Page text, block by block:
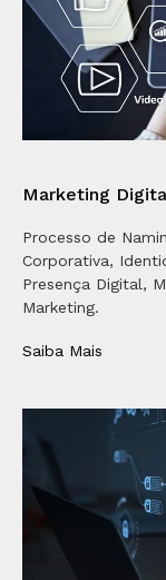
Marketing
Processo de
Corporativa,
Presença Digital,
Marketing.
Saiba Mais